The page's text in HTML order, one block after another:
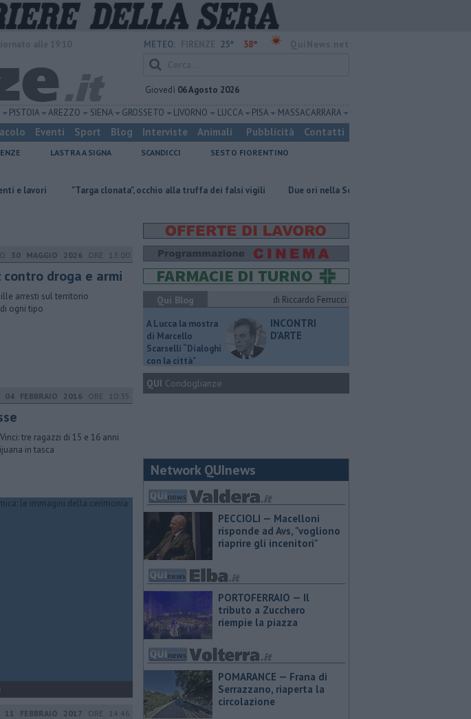
METEO: 25° 38°
Giovedì 06 Agosto 2026
PISTOIA AREZZO SIENA GROSSETO LIVORNO LUCCA PISA MASSA CARRARA
Eventi Sport Blog Interviste Animali Pubblicità Contatti
LASTRA A SIGNA SCANDICCI
SESTO FIORENTINO
"Targa clonata", occhio alla truffa dei falsi vigili Due ori nella Senna per Ginevra Taddeucci
30 MAGGIO 2026 ORE 13:00
droga e armi
arresti sul territorio
ogni tipo
04 FEBBRAIO 2016 ORE 10:35
tre ragazzi di 15 e 16 anni
in tasca
11 FEBBRAIO 2017 ORE 14:46
Qui Blog di Riccardo Ferrucci
A Lucca la mostra
di Marcello
Scarselli “Dialoghi
con la città"
INCONTRI
D'ARTE
QUI Condoglianze
Network QUInews
PECCIOLI — Macelloni
risponde ad Avs, "vogliono
riaprire gli incenitori"
PORTOFERRAIO — Il
tributo a Zucchero
riempie la piazza
POMARANCE — Frana di
Serrazzano, riaperta la
circolazione